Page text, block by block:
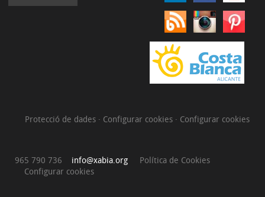
Protecció de dades · Configurar cookies · Configurar cookies
965 790 736 info@xabia.org
Política de Cookies
Configurar cookies